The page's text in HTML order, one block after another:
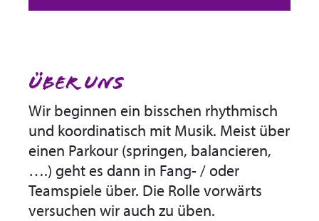
Über uns
Wir beginnen ein bisschen rhythmisch
und koordinatisch mit Musik. Meist über
einen Parkour (springen, balancieren,
….) geht es dann in Fang- / oder
Teamspiele über. Die Rolle vorwärts
versuchen wir auch zu üben.